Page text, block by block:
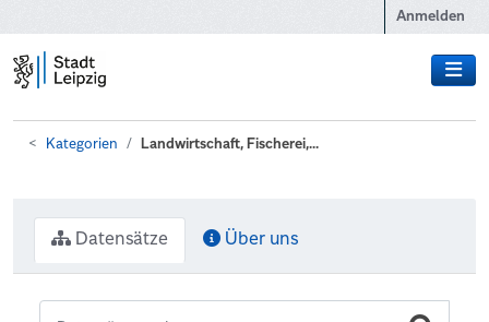
Anmelden
Kategorien Landwirtschaft, Fischerei,...
Datensätze Über uns